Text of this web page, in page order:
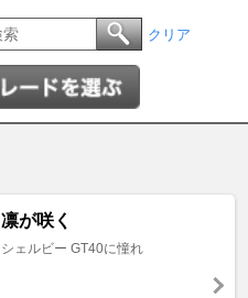
クリア
凛が咲く
シェルビー GT40に憧れ